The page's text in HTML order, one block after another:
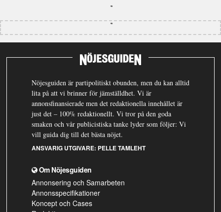
Nöjesguiden är partipolitiskt obunden, men du kan alltid
lita på att vi brinner för jämställdhet. Vi är
annonsfinansierade men det redaktionella innehållet är
just det – 100% redaktionellt. Vi tror på den goda
smaken och vår publicistiska tanke lyder som följer: Vi
vill guida dig till det bästa nöjet.
ANSVARIG UTGIVARE: PELLE TAMLEHT
Om Nöjesguiden
Annonsering och Samarbeten
Annonsspecifikationer
Koncept och Cases